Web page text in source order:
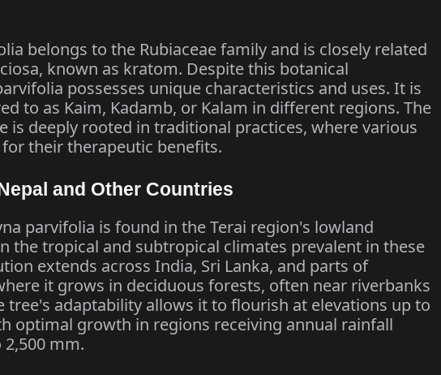
belongs to the Rubiaceae family and is closely related
known as kratom. Despite this botanical
possesses unique characteristics and uses. It is
to as Kaim, Kadamb, or Kalam in different regions. The
is deeply rooted in traditional practices, where various
their therapeutic benefits.​
and Other Countries
parvifolia is found in the Terai region's lowland
the tropical and subtropical climates prevalent in these
extends across India, Sri Lanka, and parts of
it grows in deciduous forests, often near riverbanks
tree's adaptability allows it to flourish at elevations up to
optimal growth in regions receiving annual rainfall
2,500 mm.​